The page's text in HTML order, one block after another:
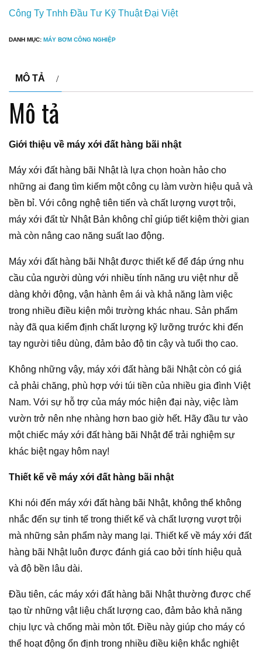
Công Ty Tnhh Đầu Tư Kỹ Thuật Đại Việt
DANH MỤC: MÁY BƠM CÔNG NGHIỆP
MÔ TẢ
Mô tả
Giới thiệu về máy xới đất hàng bãi nhật
Máy xới đất hàng bãi Nhật là lựa chọn hoàn hảo cho
những ai đang tìm kiếm một công cụ làm vườn hiệu quả và
bền bỉ. Với công nghệ tiên tiến và chất lượng vượt trội,
máy xới đất từ Nhật Bản không chỉ giúp tiết kiệm thời gian
mà còn nâng cao năng suất lao động.
Máy xới đất hàng bãi Nhật được thiết kế để đáp ứng nhu
cầu của người dùng với nhiều tính năng ưu việt như dễ
dàng khởi động, vận hành êm ái và khả năng làm việc
trong nhiều điều kiện môi trường khác nhau. Sản phẩm
này đã qua kiểm định chất lượng kỹ lưỡng trước khi đến
tay người tiêu dùng, đảm bảo độ tin cậy và tuổi thọ cao.
Không những vậy, máy xới đất hàng bãi Nhật còn có giá
cả phải chăng, phù hợp với túi tiền của nhiều gia đình Việt
Nam. Với sự hỗ trợ của máy móc hiện đại này, việc làm
vườn trở nên nhẹ nhàng hơn bao giờ hết. Hãy đầu tư vào
một chiếc máy xới đất hàng bãi Nhật để trải nghiệm sự
khác biệt ngay hôm nay!
Thiết kế về máy xới đất hàng bãi nhật
Khi nói đến máy xới đất hàng bãi Nhật, không thể không
nhắc đến sự tinh tế trong thiết kế và chất lượng vượt trội
mà những sản phẩm này mang lại. Thiết kế về máy xới đất
hàng bãi Nhật luôn được đánh giá cao bởi tính hiệu quả
và độ bền lâu dài.
Đầu tiên, các máy xới đất hàng bãi Nhật thường được chế
tạo từ những vật liệu chất lượng cao, đảm bảo khả năng
chịu lực và chống mài mòn tốt. Điều này giúp cho máy có
thể hoạt động ổn định trong nhiều điều kiện khắc nghiệt